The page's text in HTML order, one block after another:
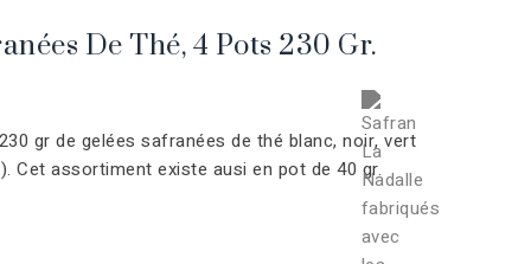
De Thé, 4 Pots 230 Gr.
gr de gelées safranées de thé blanc, noir, vert
Cet assortiment existe ausi en pot de 40 gr.